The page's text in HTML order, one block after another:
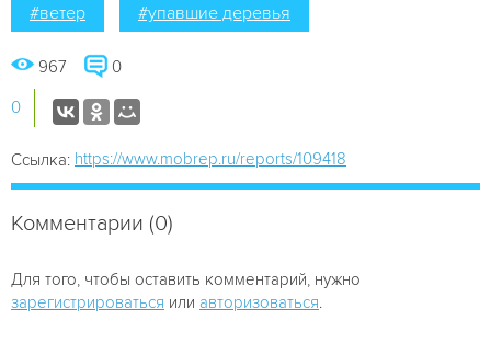
#ветер #упавшие деревья
967 0
0
Ссылка: https://www.mobrep.ru/reports/109418
Комментарии (0)
Для того, чтобы оставить комментарий, нужно
зарегистрироваться или авторизоваться